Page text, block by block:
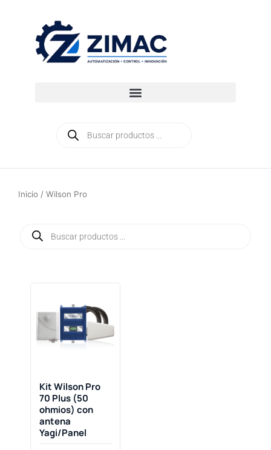
contenido
productos
Inicio / Wilson Pro
productos
Kit Wilson Pro
70 Plus (50
ohmios) con
antena
Yagi/Panel